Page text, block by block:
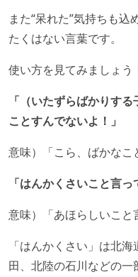
また“呆れた”気持ちも
たくはない言葉です。
使い方を見てみましょう
「（いたずらばかりす
ことすんでないよ！」
意味）「こら、ばかなこ
「はんかくさいこと言
意味）「あほらしいこと
「はんかくさい」は北
田、北陸の石川などの